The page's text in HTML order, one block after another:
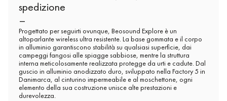
spedizione
–
Progettato per seguirti ovunque, Beosound Explore è un
altoparlante wireless ultra resistente. La base gommata e il corpo
in alluminio garantiscono stabilità su qualsiasi superficie, dai
campeggi fangosi alle spiagge sabbiose, mentre la struttura
interna meticolosamente realizzata protegge da urti e cadute. Dal
guscio in alluminio anodizzato duro, sviluppato nella Factory 5 in
Danimarca, al cinturino impermeabile e al moschettone, ogni
elemento della sua costruzione unisce alte prestazioni e
durevolezza.